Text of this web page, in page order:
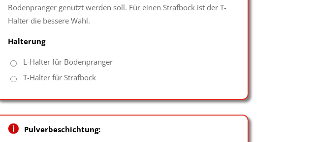
Bodenpranger genutzt werden soll. Für einen Strafbock ist der T-
Halter die bessere Wahl.
Halterung
L-Halter für Bodenpranger
T-Halter für Strafbock
Pulverbeschichtung: